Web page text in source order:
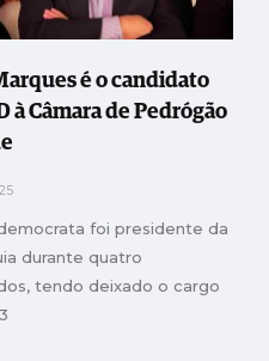
é o candidato
à Câmara de Pedrógão
foi presidente da
durante quatro
tendo deixado o cargo